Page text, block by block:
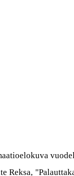
Reksa,